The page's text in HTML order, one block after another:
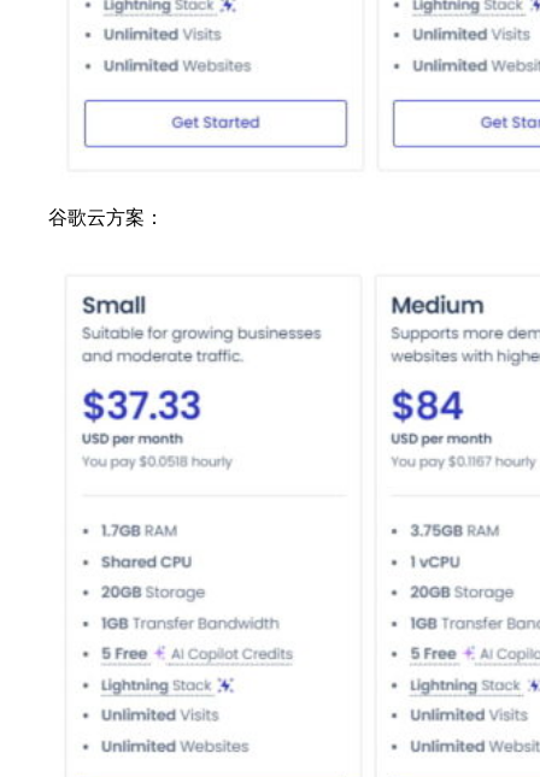
谷歌云方案：